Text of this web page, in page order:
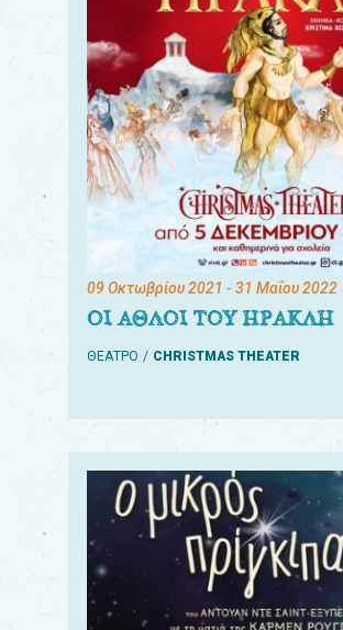
09 Οκτωβρίου 2021 - 31 Μαΐου 2022
ΟΙ ΑΘΛΟΙ ΤΟΥ ΗΡΑΚΛΗ
ΘΕΑΤΡΟ CHRISTMAS THEATER